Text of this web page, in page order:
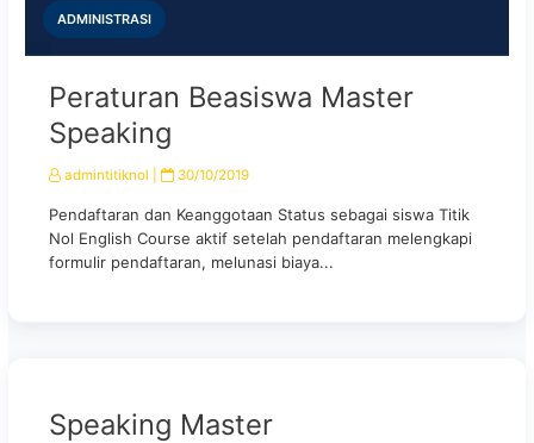
ADMINISTRASI
Peraturan Beasiswa Master
Speaking
admintitiknol | 30/10/2019
Pendaftaran dan Keanggotaan Status sebagai siswa Titik
Nol English Course aktif setelah pendaftaran melengkapi
formulir pendaftaran, melunasi biaya...
Speaking Master